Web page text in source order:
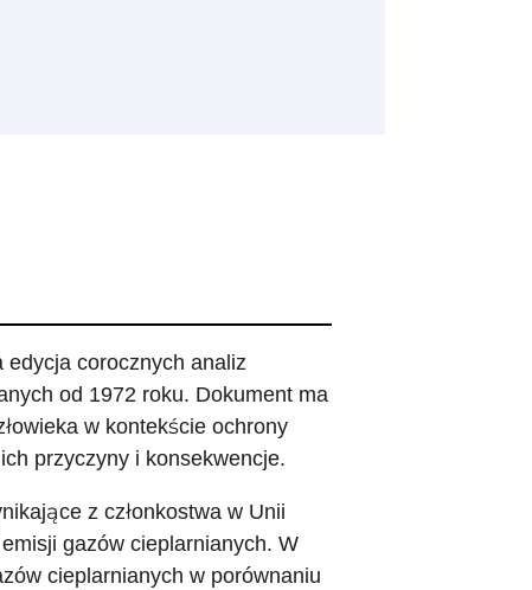
edycja corocznych analiz
od 1972 roku. Dokument ma
w kontekście ochrony
przyczyny i konsekwencje.
z członkostwa w Unii
gazów cieplarnianych. W
cieplarnianych w porównaniu